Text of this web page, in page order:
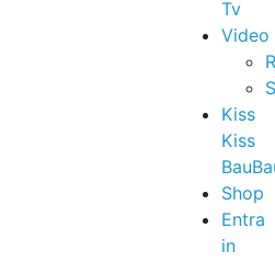
Tv
Video
Kiss
Kiss
Shop
Entra
in